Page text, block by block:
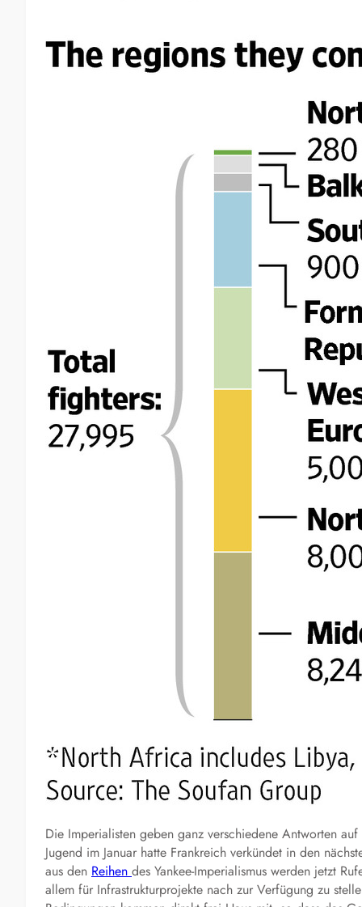
Die Imperialisten geben ganz verschiedene Antworten
Jugend im Januar hatte Frankreich verkündet in den
aus den Reihen des Yankee-Imperialismus werden jetzt
allem für Infrastrukturprojekte nach zur Verfügung zu